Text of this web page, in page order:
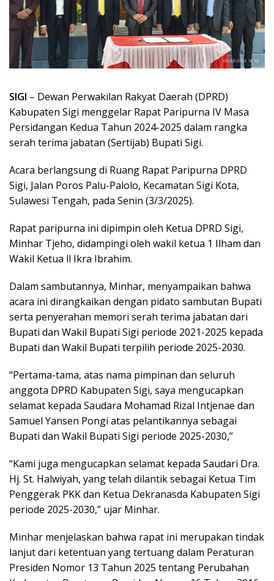
SIGI – Dewan Perwakilan Rakyat Daerah (DPRD)
Kabupaten Sigi menggelar Rapat Paripurna IV Masa
Persidangan Kedua Tahun 2024-2025 dalam rangka
serah terima jabatan (Sertijab) Bupati Sigi.
Acara berlangsung di Ruang Rapat Paripurna DPRD
Sigi, Jalan Poros Palu-Palolo, Kecamatan Sigi Kota,
Sulawesi Tengah, pada Senin (3/3/2025).
Rapat paripurna ini dipimpin oleh Ketua DPRD Sigi,
Minhar Tjeho, didampingi oleh wakil ketua 1 Ilham dan
Wakil Ketua ll Ikra Ibrahim.
Dalam sambutannya, Minhar, menyampaikan bahwa
acara ini dirangkaikan dengan pidato sambutan Bupati
serta penyerahan memori serah terima jabatan dari
Bupati dan Wakil Bupati Sigi periode 2021-2025 kepada
Bupati dan Wakil Bupati terpilih periode 2025-2030.
“Pertama-tama, atas nama pimpinan dan seluruh
anggota DPRD Kabupaten Sigi, saya mengucapkan
selamat kepada Saudara Mohamad Rizal Intjenae dan
Samuel Yansen Pongi atas pelantikannya sebagai
Bupati dan Wakil Bupati Sigi periode 2025-2030,”
“Kami juga mengucapkan selamat kepada Saudari Dra.
Hj. St. Halwiyah, yang telah dilantik sebagai Ketua Tim
Penggerak PKK dan Ketua Dekranasda Kabupaten Sigi
periode 2025-2030,” ujar Minhar.
Minhar menjelaskan bahwa rapat ini merupakan tindak
lanjut dari ketentuan yang tertuang dalam Peraturan
Presiden Nomor 13 Tahun 2025 tentang Perubahan